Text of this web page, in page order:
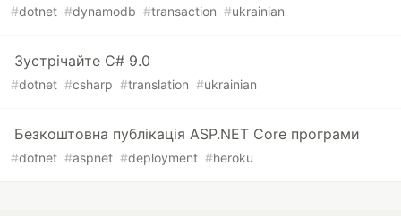
#dotnet #dynamodb #transaction #ukrainian
Зустрічайте C# 9.0
#dotnet #csharp #translation #ukrainian
Безкоштовна публікація ASP.NET Core програми
#dotnet #aspnet #deployment #heroku